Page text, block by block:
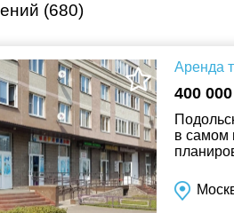
(680)
Аренда
400
в самом